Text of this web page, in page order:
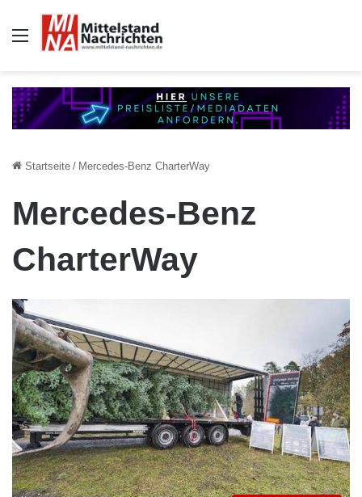
Auswahl
Startseite / Mercedes-Benz CharterWay
Mercedes-Benz
CharterWay